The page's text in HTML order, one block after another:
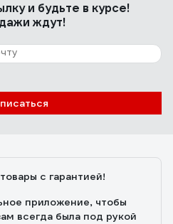
и будьте в курсе!
ждут!
с гарантией!
приложение, чтобы
всегда была под рукой